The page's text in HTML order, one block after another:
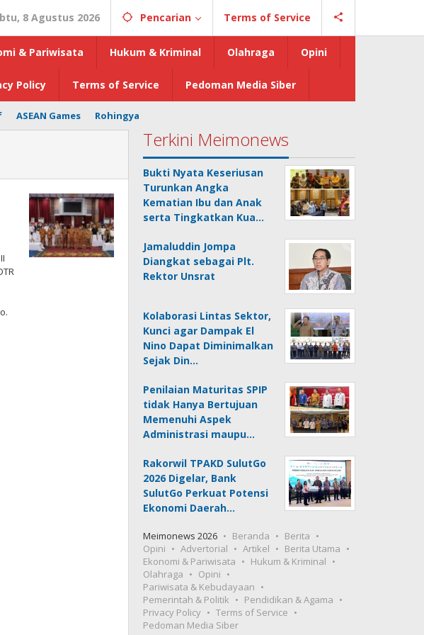
8 Agustus 2026 Pencarian Terms of Service
& Pariwisata Hukum & Kriminal Olahraga Opini
Policy Terms of Service Pedoman Media Siber
ASEAN Games Rohingya
Terkini Meimonews
Bukti Nyata Keseriusan
Turunkan Angka
Kematian Ibu dan Anak
serta Tingkatkan Kua…
Jamaluddin Jompa
Diangkat sebagai Plt.
Rektor Unsrat
Kolaborasi Lintas Sektor,
Kunci agar Dampak El
Nino Dapat Diminimalkan
Sejak Din…
Penilaian Maturitas SPIP
tidak Hanya Bertujuan
Memenuhi Aspek
Administrasi maupu…
Rakorwil TPAKD SulutGo
2026 Digelar, Bank
SulutGo Perkuat Potensi
Ekonomi Daerah…
Meimonews 2026 Beranda
Berita
Opini
Advertorial Artikel
Berita Utama
Ekonomi & Pariwisata
Hukum & Kriminal
Olahraga
Opini
Pariwisata & Kebudayaan
Pemerintah & Politik
Pendidikan & Agama
Privacy Policy
Terms of Service
Pedoman Media Siber